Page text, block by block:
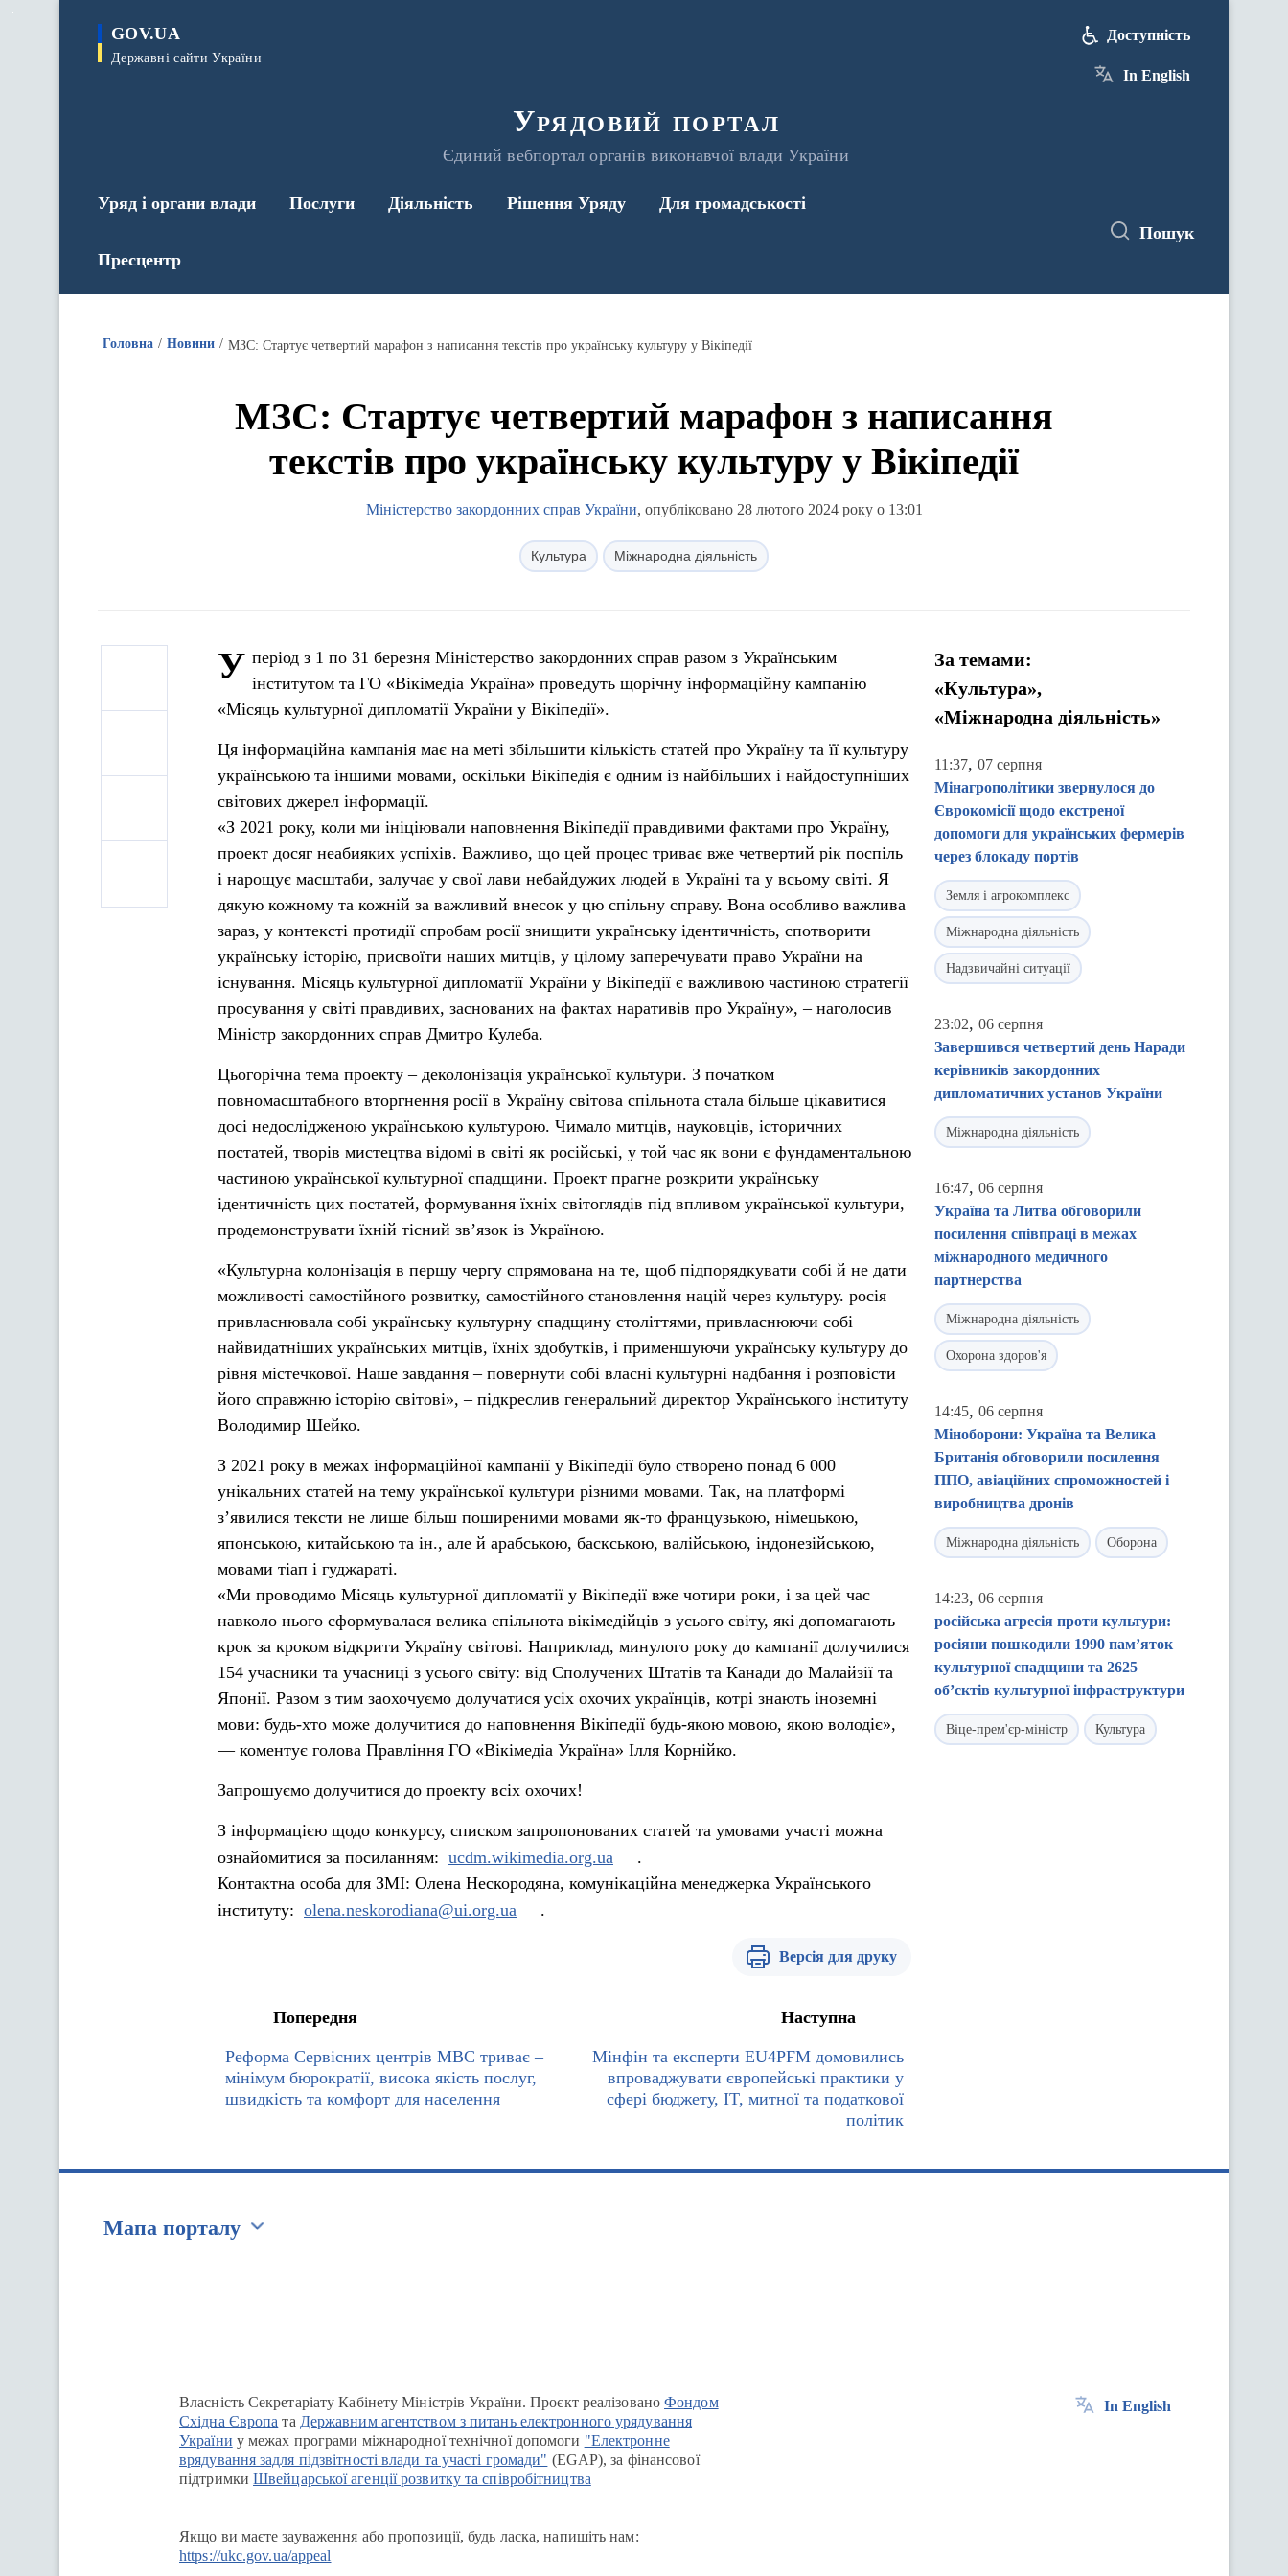
GOV.UA
Державні сайти України
Урядовий портал
Єдиний вебпортал органів виконавчої влади України
Доступність
In English
Уряд і органи влади Послуги Діяльність Рішення Уряду Для громадськості
Пресцентр
Пошук
Головна Новини МЗС: Стартує четвертий марафон з написання текстів про українську культуру у Вікіпедії
МЗС: Стартує четвертий марафон з написання
текстів про українську культуру у Вікіпедії
Міністерство закордонних справ України, опубліковано 28 лютого 2024 року о 13:01
Культура Міжнародна діяльність
У період з 1 по 31 березня Міністерство закордонних справ разом з Українським
інститутом та ГО «Вікімедіа Україна» проведуть щорічну інформаційну кампанію
«Місяць культурної дипломатії України у Вікіпедії».
Ця інформаційна кампанія має на меті збільшити кількість статей про Україну та її культуру
українською та іншими мовами, оскільки Вікіпедія є одним із найбільших і найдоступніших
світових джерел інформації.
«З 2021 року, коли ми ініціювали наповнення Вікіпедії правдивими фактами про Україну,
проект досяг неабияких успіхів. Важливо, що цей процес триває вже четвертий рік поспіль
і нарощує масштаби, залучає у свої лави небайдужих людей в Україні та у всьому світі. Я
дякую кожному та кожній за важливий внесок у цю спільну справу. Вона особливо важлива
зараз, у контексті протидії спробам росії знищити українську ідентичність, спотворити
українську історію, присвоїти наших митців, у цілому заперечувати право України на
існування. Місяць культурної дипломатії України у Вікіпедії є важливою частиною стратегії
просування у світі правдивих, заснованих на фактах наративів про Україну», – наголосив
Міністр закордонних справ Дмитро Кулеба.
Цьогорічна тема проекту – деколонізація української культури. З початком
повномасштабного вторгнення росії в Україну світова спільнота стала більше цікавитися
досі недослідженою українською культурою. Чимало митців, науковців, історичних
постатей, творів мистецтва відомі в світі як російські, у той час як вони є фундаментальною
частиною української культурної спадщини. Проект прагне розкрити українську
ідентичність цих постатей, формування їхніх світоглядів під впливом української культури,
продемонструвати їхній тісний зв’язок із Україною.
«Культурна колонізація в першу чергу спрямована на те, щоб підпорядкувати собі й не дати
можливості самостійного розвитку, самостійного становлення націй через культуру. росія
привласнювала собі українську культурну спадщину століттями, привласнюючи собі
найвидатніших українських митців, їхніх здобутків, і применшуючи українську культуру до
рівня містечкової. Наше завдання – повернути собі власні культурні надбання і розповісти
його справжню історію світові», – підкреслив генеральний директор Українського інституту
Володимир Шейко.
З 2021 року в межах інформаційної кампанії у Вікіпедії було створено понад 6 000
унікальних статей на тему української культури різними мовами. Так, на платформі
з’явилися тексти не лише більш поширеними мовами як-то французькою, німецькою,
японською, китайською та ін., але й арабською, баскською, валійською, індонезійською,
мовами тіап і гуджараті.
«Ми проводимо Місяць культурної дипломатії у Вікіпедії вже чотири роки, і за цей час
навколо нього сформувалася велика спільнота вікімедійців з усього світу, які допомагають
крок за кроком відкрити Україну світові. Наприклад, минулого року до кампанії долучилися
154 учасники та учасниці з усього світу: від Сполучених Штатів та Канади до Малайзії та
Японії. Разом з тим заохочуємо долучатися усіх охочих українців, котрі знають іноземні
мови: будь-хто може долучитися до наповнення Вікіпедії будь-якою мовою, якою володіє»,
— коментує голова Правління ГО «Вікімедіа Україна» Ілля Корнійко.
Запрошуємо долучитися до проекту всіх охочих!
З інформацією щодо конкурсу, списком запропонованих статей та умовами участі можна
ознайомитися за посиланням: ucdm.wikimedia.org.ua
.
Контактна особа для ЗМІ: Олена Нескородяна, комунікаційна менеджерка Українського
інституту: olena.neskorodiana@ui.org.ua .
Версія для друку
Попередня
Реформа Сервісних центрів МВС триває –
мінімум бюрократії, висока якість послуг,
швидкість та комфорт для населення
Наступна
Мінфін та експерти EU4PFM домовились
впроваджувати європейські практики у
сфері бюджету, IT, митної та податкової
політик
За темами:
«Культура»,
«Міжнародна діяльність»
11:37, 07 серпня
Мінагрополітики звернулося до
Єврокомісії щодо екстреної
допомоги для українських фермерів
через блокаду портів
Земля і агрокомплекс
Міжнародна діяльність
Надзвичайні ситуації
23:02, 06 серпня
Завершився четвертий день Наради
керівників закордонних
дипломатичних установ України
Міжнародна діяльність
16:47, 06 серпня
Україна та Литва обговорили
посилення співпраці в межах
міжнародного медичного
партнерства
Міжнародна діяльність
Охорона здоров'я
14:45, 06 серпня
Міноборони: Україна та Велика
Британія обговорили посилення
ППО, авіаційних спроможностей і
виробництва дронів
Міжнародна діяльність Оборона
14:23, 06 серпня
російська агресія проти культури:
росіяни пошкодили 1990 пам’яток
культурної спадщини та 2625
об’єктів культурної інфраструктури
Віце-прем'єр-міністр Культура
Мапа порталу
Власність Секретаріату Кабінету Міністрів України. Проєкт реалізованоФондом
Східна Європа та Державним агентством з питань електронного урядування
України у межах програми міжнародної технічної допомоги "Електронне
врядування задля підзвітності влади та участі громади" (EGAP), за фінансової
підтримки Швейцарської агенції розвитку та співробітництва
Якщо ви маєте зауваження або пропозиції, будь ласка, напишіть нам:
https://ukc.gov.ua/appeal
In English